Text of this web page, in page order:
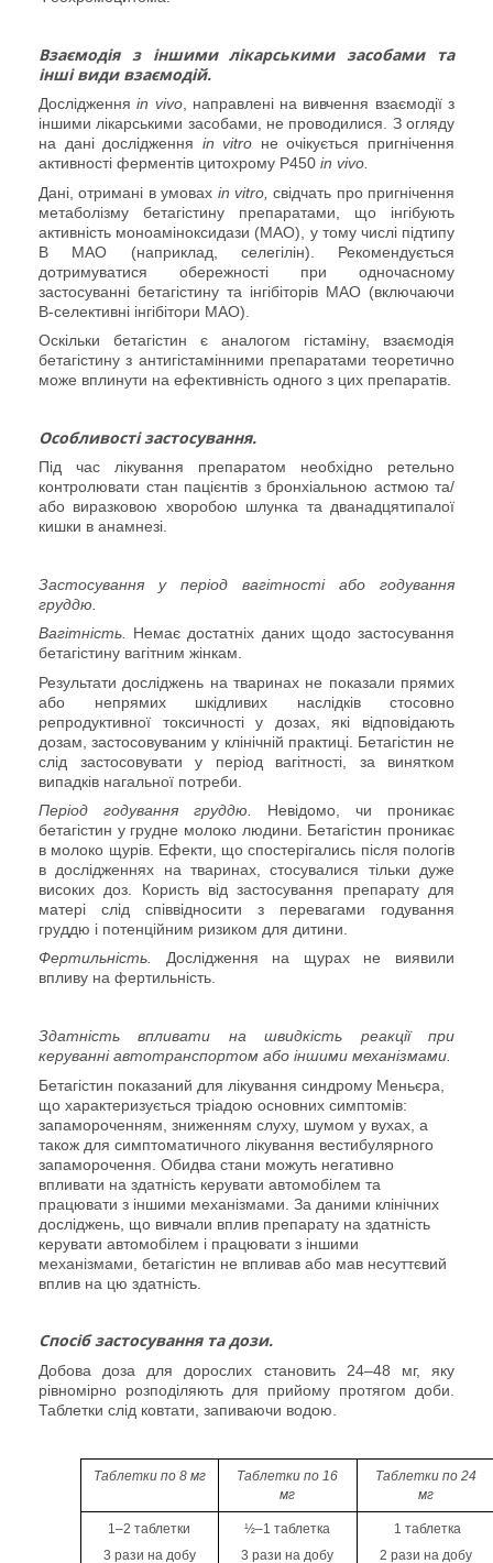
Взаємодія з іншими лікарськими засобами та
інші види взаємодій.
Дослідженняin vivo, направлені на вивчення взаємодії з
іншими лікарськими засобами, не проводилися. З огляду
на дані дослідження in vitro не очікується пригнічення
активності ферментів цитохрому P450 in vivo.
Дані, отримані в умовах in vitro, свідчать про пригнічення
метаболізму бетагістину препаратами, що інгібують
активність моноаміноксидази (МАО), у тому числі підтипу
В МАО (наприклад, селегілін). Рекомендується
дотримуватися обережності при одночасному
застосуванні бетагістину та інгібіторів МАО (включаючи
В-селективні інгібітори МАО).
Оскільки бетагістин є аналогом гістаміну, взаємодія
бетагістину з антигістамінними препаратами теоретично
може вплинути на ефективність одного з цих препаратів.
Особливості застосування.
Під час лікування препаратом необхідно ретельно
контролювати стан пацієнтів з бронхіальною астмою та/
або виразковою хворобою шлунка та дванадцятипалої
кишки в анамнезі.
Застосування у період вагітності або годування
груддю.
Вагітність. Немає достатніх даних щодо застосування
бетагістину вагітним жінкам.
Результати досліджень на тваринах не показали прямих
або непрямих шкідливих наслідків стосовно
репродуктивної токсичності у дозах, які відповідають
дозам, застосовуваним у клінічній практиці. Бетагістин не
слід застосовувати у період вагітності, за винятком
випадків нагальної потреби.
Період годування груддю. Невідомо, чи проникає
бетагістин у грудне молоко людини
Бетагістин проникає
в молоко щурів. Eфекти , що спостерігались після пологів
в дослідженнях на тваринах, стосувалися тільки дуже
високих доз. Користь від застосування препарату для
матері слід співвідносити з перевагами годування
груддю і потенційним ризиком для дитини.
Фертильність. Дослідження на щурах не виявили
впливу на фертильність.
Здатність впливати на швидкість реакції при
керуванні автотранспортом або іншими механізмами.
Бетагістин показаний для лікування синдрому Меньєра,
що характеризується тріадою основних симптомів:
запамороченням, зниженням слуху, шумом у вухах, а
також для симптоматичного лікування вестибулярного
запаморочення. Обидва стани можуть негативно
впливати на здатність керувати автомобілем та
працювати з іншими механізмами. За даними клінічних
досліджень, що вивчали вплив препарату на здатність
керувати автомобілем і працювати з іншими
механізмами, бетагістин не впливав або мав несуттєвий
вплив на цю здатність.
Спосіб застосування та дози.
Добова доза для дорослих становить 24–48 мг, яку
рівномірно розподіляють для прийому протягом доби.
Таблетки слід ковтати, запиваючи водою.
Таблетки по 8 мг
Таблетки по 16
мг
Таблетки по 24
мг
1–2 таблетки
3 рази на добу
½–1 таблетка
3 рази на добу
1 таблетка
2 рази на добу